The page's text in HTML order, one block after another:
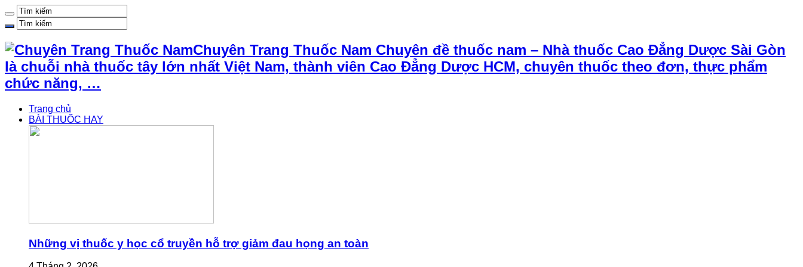
Chuyên Trang Thuốc Nam Chuyên đề thuốc nam – Nhà thuốc Cao Đẳng Dược Sài Gòn
là chuỗi nhà thuốc tây lớn nhất Việt Nam, thành viên Cao Đẳng Dược HCM, chuyên thuốc theo đơn, thực phẩm
chức năng, …
Trang chủ
BÀI THUỐC HAY
Những vị thuốc y học cổ truyền hỗ trợ giảm đau họng an toàn